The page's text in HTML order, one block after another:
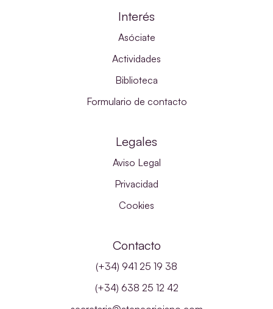
Interés
Asóciate
Actividades
Biblioteca
Formulario de contacto
Legales
Aviso Legal
Privacidad
Cookies
Contacto
(+34) 941 25 19 38
(+34) 638 25 12 42